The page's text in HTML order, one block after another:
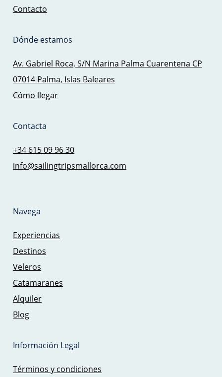
Contacto
Dónde estamos
Av. Gabriel Roca, S/N Marina Palma Cuarentena CP
07014 Palma, Islas Baleares
Cómo llegar
Contacta
+34 615 09 96 30
info@sailingtripsmallorca.com
Navega
Experiencias
Destinos
Veleros
Catamaranes
Alquiler
Blog
Información Legal
Términos y condiciones